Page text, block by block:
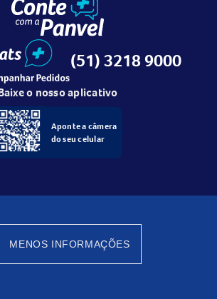
(51) 3218 9000
o nosso aplicativo
Aponte a câmera
do seu celular
MENOS INFORMAÇÕES